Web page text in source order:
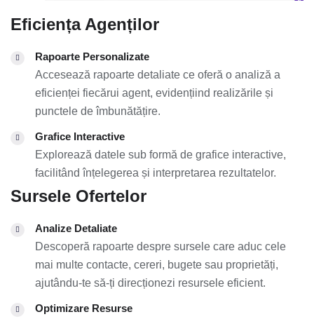
Eficiența Agenților
Rapoarte Personalizate
Accesează rapoarte detaliate ce oferă o analiză a
eficienței fiecărui agent, evidențiind realizările și
punctele de îmbunătățire.
Grafice Interactive
Explorează datele sub formă de grafice interactive,
facilitând înțelegerea și interpretarea rezultatelor.
Sursele Ofertelor
Analize Detaliate
Descoperă rapoarte despre sursele care aduc cele
mai multe contacte, cereri, bugete sau proprietăți,
ajutându-te să-ți direcționezi resursele eficient.
Optimizare Resurse